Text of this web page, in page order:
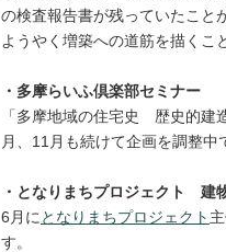
の検査報告書が残っていたこと
ようやく増築への道筋を描くこ
・多摩らいふ倶楽部セミナー
「多摩地域の住宅史 歴史的建
月、11月も続けて企画を調整中
・となりまちプロジェクト 建
6月に となりまちプロジェクト
す。